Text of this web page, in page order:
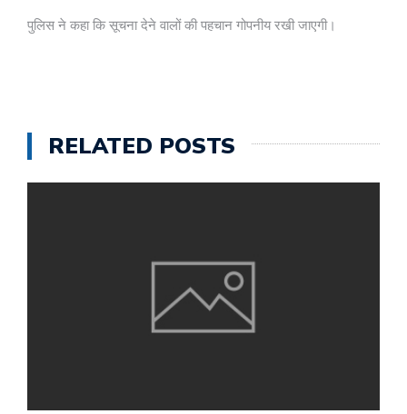
पुलिस ने कहा कि सूचना देने वालों की पहचान गोपनीय रखी जाएगी।
RELATED POSTS